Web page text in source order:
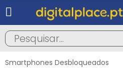
Smartphones Desbloqueados